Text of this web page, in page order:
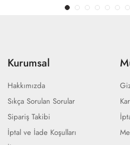
Kurumsal
Hakkımızda
Sıkça Sorulan Sorular
Sipariş Takibi
İptal ve İade Koşulları